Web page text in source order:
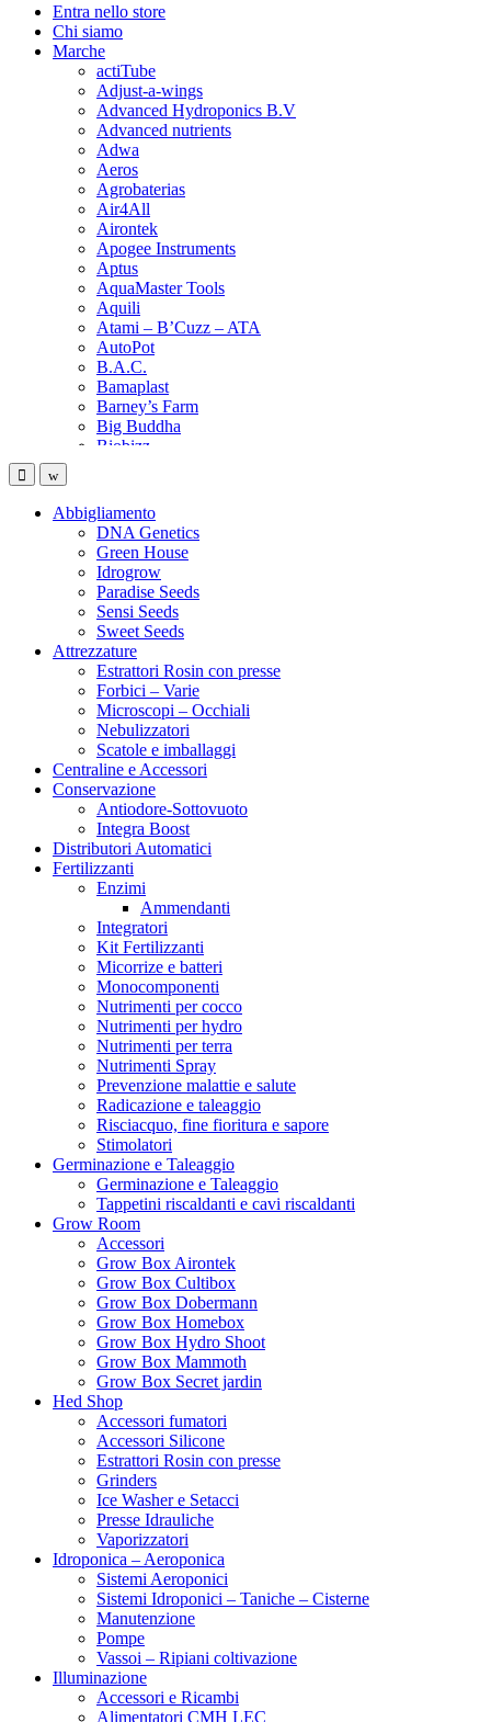
Entra nello store
Chi siamo
Marche
actiTube
Adjust-a-wings
Advanced Hydroponics B.V
Advanced nutrients
Adwa
Aeros
Agrobaterias
Air4All
Airontek
Apogee Instruments
Aptus
AquaMaster Tools
Aquili
Atami – B’Cuzz – ATA
AutoPot
B.A.C.
Bamaplast
Barney’s Farm
Big Buddha
Biobizz
Black Magic
Black Orchid
BlumaX
BSF – Bigger Stronger Faster
Bubblebags
Buddha Seeds
Buic
Bulk
Cali Terpenes
Can-filters
Canna
Canna terra
CBD Crew
CenturionPro CproSolution
Chinaski Edizioni
Clipper
Co2Bucket
Cornwall
Crop Max
Cultibox
Cultilite
Danish Tray
Data Technologies, Ltd
DaVinci
Delicious seeds
DELTA9 ANALYTICS
Desch
Devil’s Harvest
Dexso
Digger One Hitter
Dinafem
DLI
DNA Genetics – Reserva Privada
DNA Gentics
Dobermann Tents
Doypack
DSP Genetics
DTC
Dutch Passion
Dynavap
EasyGrow
Eazy Plug
ELp
ELT
Emerald Harvest
Enecta
Eva Seeds
Exotic Seeds
Fast buds
Filter-it
FloraFlex
Flortis
Flower Farm
Four Peperoncino
Fral lampade
Garland
Gavita
Gecko Seeds
Genehtik
GHE/TA
Grain d’eau
Grass-o-matic
Abbigliamento
DNA Genetics
Green House
Idrogrow
Paradise Seeds
Sensi Seeds
Sweet Seeds
Attrezzature
Estrattori Rosin con presse
Forbici – Varie
Microscopi – Occhiali
Nebulizzatori
Scatole e imballaggi
Centraline e Accessori
Conservazione
Antiodore-Sottovuoto
Integra Boost
Distributori Automatici
Fertilizzanti
Enzimi
Ammendanti
Integratori
Kit Fertilizzanti
Micorrize e batteri
Monocomponenti
Nutrimenti per cocco
Nutrimenti per hydro
Nutrimenti per terra
Nutrimenti Spray
Prevenzione malattie e salute
Radicazione e taleaggio
Risciacquo, fine fioritura e sapore
Stimolatori
Germinazione e Taleaggio
Germinazione e Taleaggio
Tappetini riscaldanti e cavi riscaldanti
Grow Room
Accessori
Grow Box Airontek
Grow Box Cultibox
Grow Box Dobermann
Grow Box Homebox
Grow Box Hydro Shoot
Grow Box Mammoth
Grow Box Secret jardin
Hed Shop
Accessori fumatori
Accessori Silicone
Estrattori Rosin con presse
Grinders
Ice Washer e Setacci
Presse Idrauliche
Vaporizzatori
Idroponica – Aeroponica
Sistemi Aeroponici
Sistemi Idroponici – Taniche – Cisterne
Manutenzione
Pompe
Vassoi – Ripiani coltivazione
Illuminazione
Accessori e Ricambi
Alimentatori CMH LEC